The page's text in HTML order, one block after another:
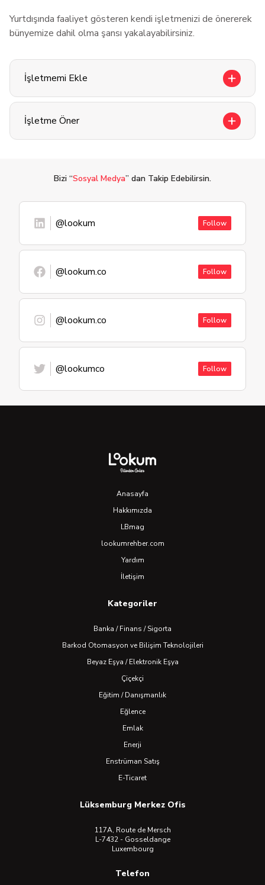
Yurtdışında faaliyet gösteren kendi işletmenizi de önererek
bünyemize dahil olma şansı yakalayabilirsiniz.
İşletmemi Ekle
İşletme Öner
Bizi “Sosyal Medya” dan Takip Edebilirsin.
@lookum Follow
@lookum.co Follow
@lookum.co Follow
@lookumco Follow
Anasayfa
Hakkımızda
LBmag
lookumrehber.com
Yardım
İletişim
Kategoriler
Banka / Finans / Sigorta
Barkod Otomasyon ve Bilişim Teknolojileri
Beyaz Eşya / Elektronik Eşya
Çiçekçi
Eğitim / Danışmanlık
Eğlence
Emlak
Enerji
Enstrüman Satış
E-Ticaret
Lüksemburg Merkez Ofis
117A, Route de Mersch
L-7432 - Gosseldange
Luxembourg
Telefon